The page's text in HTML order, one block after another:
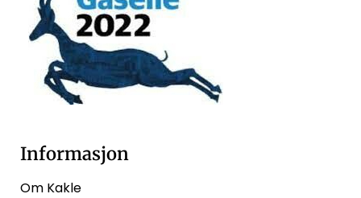
Informasjon
Om Kakle